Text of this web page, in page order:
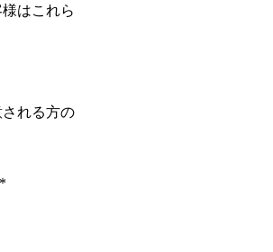
はこれら
される方の
*